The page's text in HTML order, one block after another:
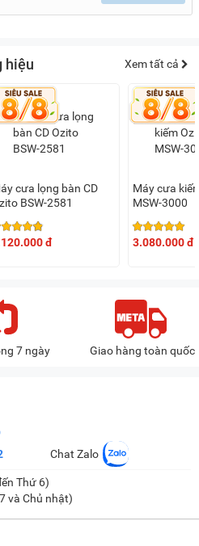
hiệu Xem tất cả
cưa lọng bàn CD
BSW-2581
đ
Máy cưa
MSW-3000
3.080.000 đ
7 ngày Giao hàng toàn quốc
Chat Zalo
Thứ 6)
và Chủ nhật)